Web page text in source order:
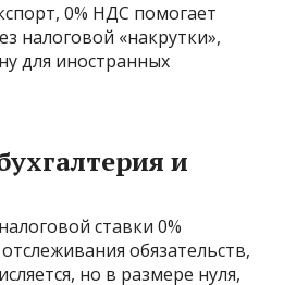
0% НДС помогает
налоговой «накрутки»,
для иностранных
и
ставки 0%
обязательств,
но в размере нуля,